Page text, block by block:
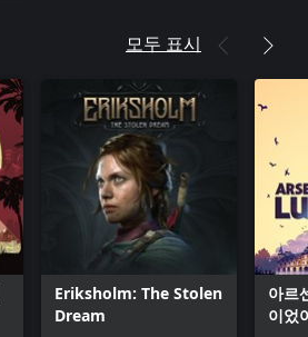
모두 표시
Eriksholm: The Stolen
Dream
아르
이었